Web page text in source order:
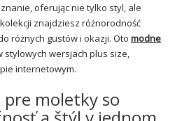
oferując nie tylko styl, ale
znajdziesz różnorodność
różnych gustów i okazji. Oto modne
stylowych wersjach plus size,
internetowym.
pre moletky so